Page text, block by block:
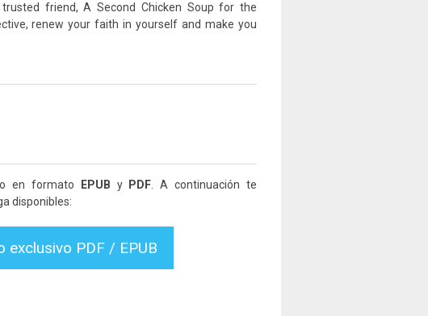
friend, A Second Chicken Soup for the
renew your faith in yourself and make you
en formato EPUB y PDF . A continuación te
disponibles:
PDF / EPUB